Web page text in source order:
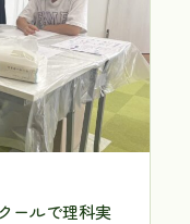
ールで理科実